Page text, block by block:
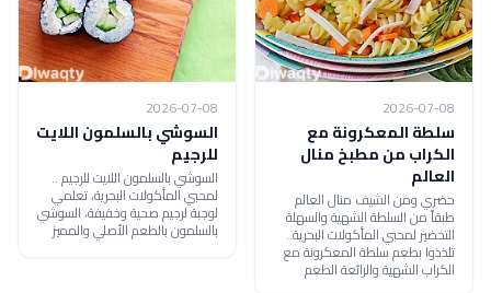
2026-07-08
سلطة المعكرونة مع
الكراب من مطبخ منال
العالم
حضري ومن الشيف منال العالم
طبقاً من السلطة الشهية والسهلة
التحضير لمحبي المأكولات البحرية..
تلذذوا بطعم سلطة المعكرونة مع
الكراب الشهية والرائعة الطعم
2026-07-08
السوشي بالسلمون اللايت
للرجيم
السوشي بالسلمون اللايت للرجيم ..
لمحبي المأكولات البحرية، تعلمي
لوجبة لرجيم صحية وخفيفة، السوشي
بالسلمون بالطعم الأصلي والمميز